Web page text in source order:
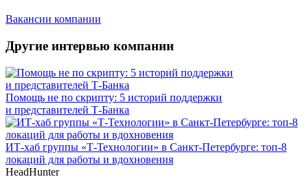
Вакансии компании
Другие интервью компании
Помощь не по скрипту: 5 историй поддержки
и представителей Т-Банка
ИТ-хаб группы «Т-Технологии» в Санкт-Петербурге: топ-8
локаций для работы и вдохновения
HeadHunter